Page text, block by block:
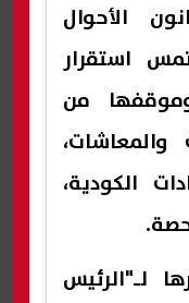
الأحوال
استقرار
من
والمعاشات،
الكودية،
لـ"الرئيس